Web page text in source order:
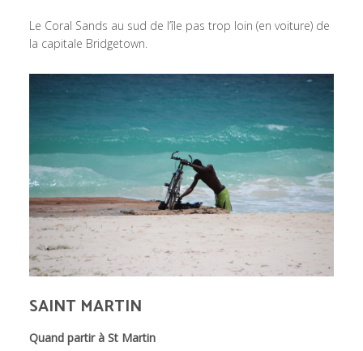
Le Coral Sands au sud de l’île pas trop loin (en voiture) de
la capitale Bridgetown.
SAINT MARTIN
Quand partir à St Martin